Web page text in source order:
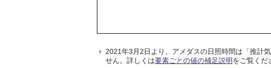
2021年3月2日より、アメダスの日照時間は「推計
せん。詳しくは要素ごとの値の補足説明をご覧くだ